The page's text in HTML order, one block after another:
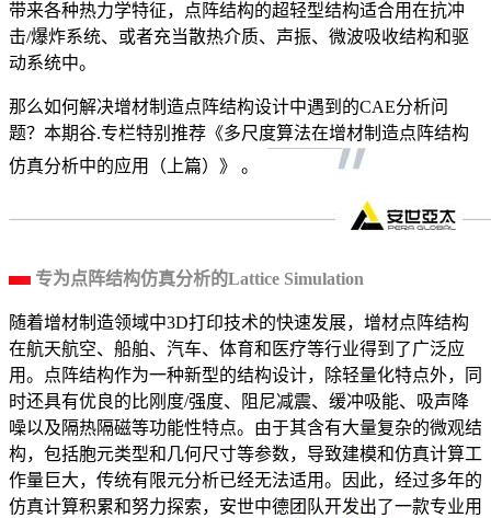
带来各种热力学特征，点阵结构的超轻型结构适合用在抗冲
击/爆炸系统、或者充当散热介质、声振、微波吸收结构和驱
动系统中。
那么如何解决增材制造点阵结构设计中遇到的CAE分析问
题？本期谷.专栏特别推荐《多尺度算法在增材制造点阵结构
仿真分析中的应用（上篇）》 。
专为点阵结构仿真分析的Lattice Simulation
随着增材制造领域中3D打印技术的快速发展，增材点阵结构
在航天航空、船舶、汽车、体育和医疗等行业得到了广泛应
用。点阵结构作为一种新型的结构设计，除轻量化特点外，同
时还具有优良的比刚度/强度、阻尼减震、缓冲吸能、吸声降
噪以及隔热隔磁等功能性特点。由于其含有大量复杂的微观结
构，包括胞元类型和几何尺寸等参数，导致建模和仿真计算工
作量巨大，传统有限元分析已经无法适用。因此，经过多年的
仿真计算积累和努力探索，安世中德团队开发出了一款专业用